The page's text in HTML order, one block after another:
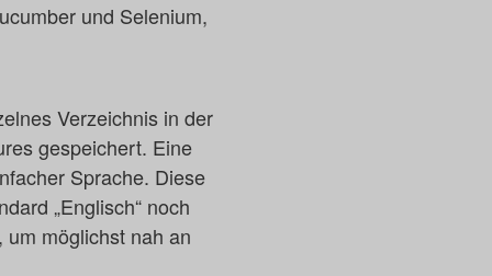
und Selenium,
Verzeichnis in der
gespeichert. Eine
Sprache. Diese
„Englisch“ noch
um möglichst nah an